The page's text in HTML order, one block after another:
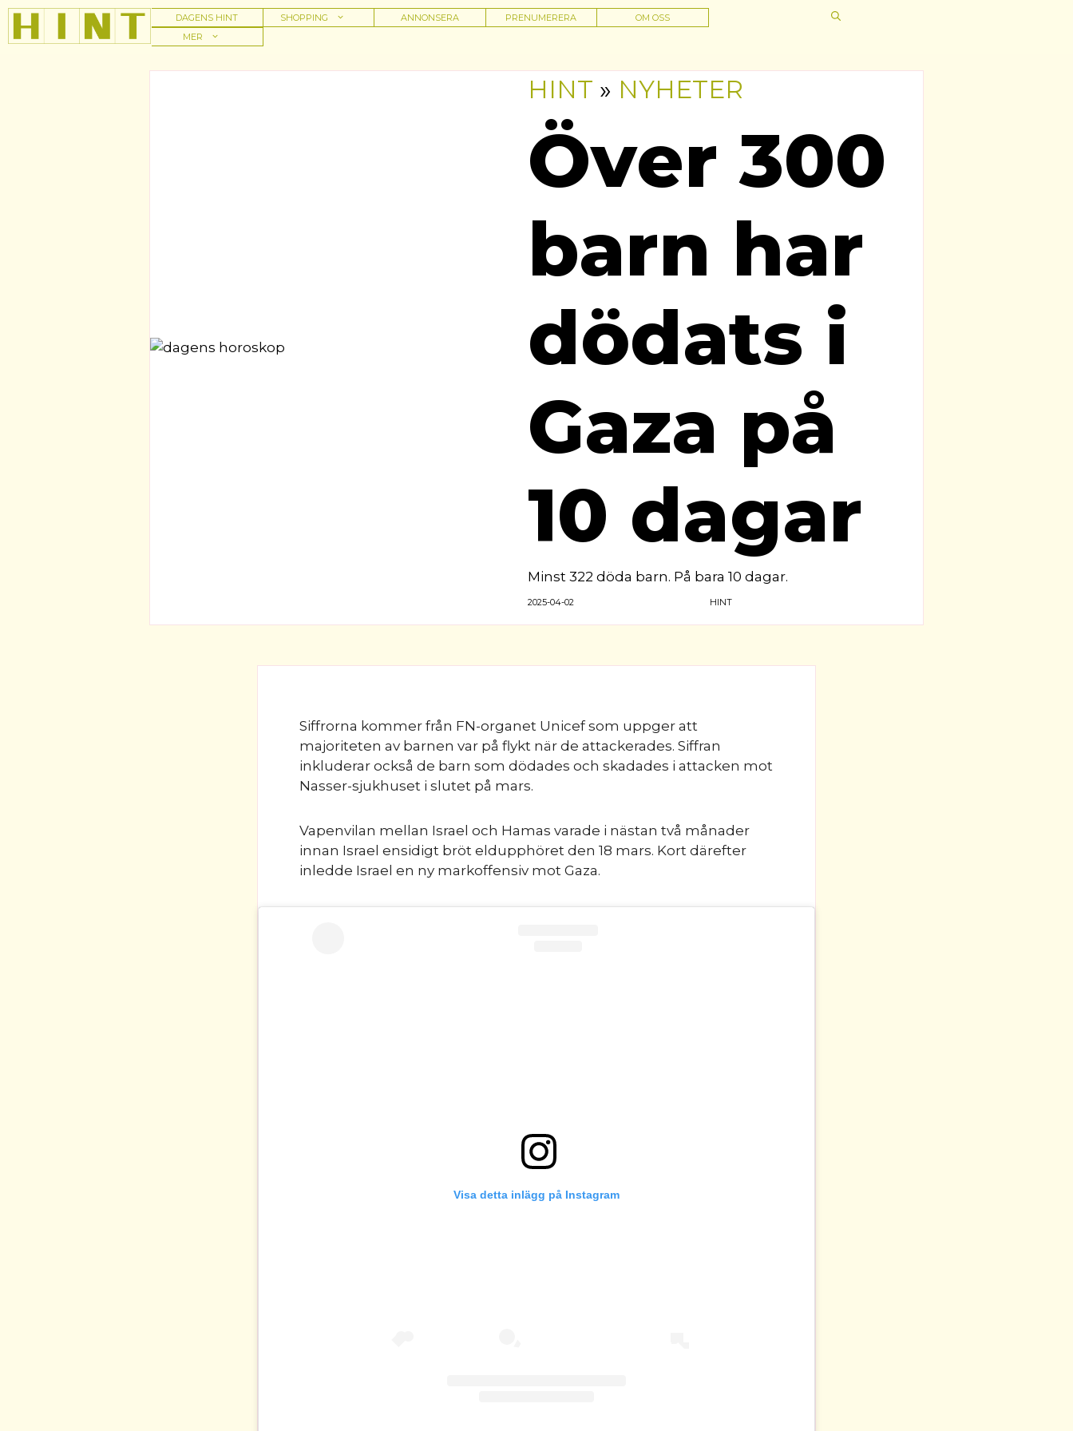
Hoppa
innehåll
DAGENS HINT SHOPPING ANNONSERA PRENUMERERA
OM OSS
MER
HINT » NYHETER
Över 300
barn har
dödats i
Gaza på
10 dagar
Minst 322 döda barn. På bara 10 dagar.
2025-04-02 HINT
Siffrorna kommer från FN-organet Unicef som uppger att
majoriteten av barnen var på flykt när de attackerades. Siffran
inkluderar också de barn som dödades och skadades i attacken mot
Nasser-sjukhuset i slutet på mars.
Vapenvilan mellan Israel och Hamas varade i nästan två månader
innan Israel ensidigt bröt eldupphöret den 18 mars. Kort därefter
inledde Israel en ny markoffensiv mot Gaza.
Visa detta inlägg på Instagram